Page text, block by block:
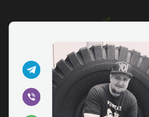
5/5
095 229 52 25
068
073 029 52 25